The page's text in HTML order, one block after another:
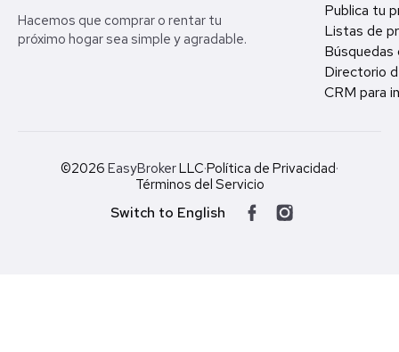
Hacemos que comprar o rentar tu
próximo hogar sea simple y agradable.
Publica tu
Listas de
Búsquedas
Directorio
CRM para
©2026 EasyBrokerLLC·Política de Privacidad·
Términos del Servicio
Switch to English